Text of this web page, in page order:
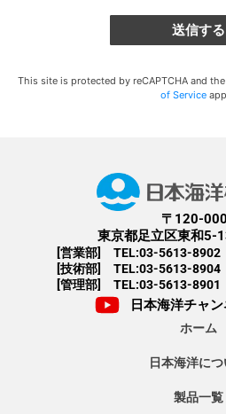
This site is protected by reCAPTCHA and
of Service
〒120-
東京都足立区東和5-
[営業部] TEL:03-5613-
[技術部] TEL:03-5613-
[管理部] TEL:03-5613-
日本海洋チャン
ホーム
日本海洋につ
製品一覧